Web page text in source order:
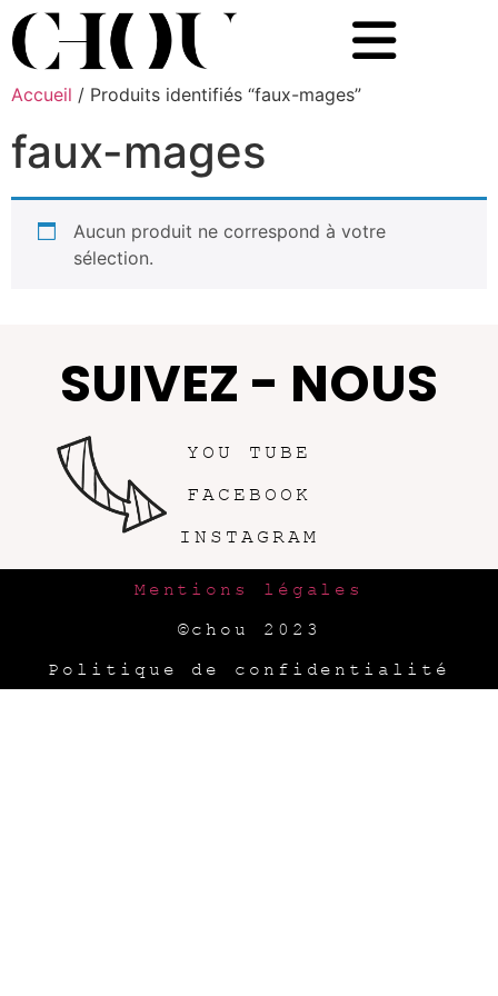
Accueil / Produits identifiés “faux-mages”
faux-mages
Aucun produit ne correspond à votre
sélection.
SUIVEZ - NOUS
YOU TUBE
FACEBOOK
INSTAGRAM
Mentions légales
©chou 2023
Politique de confidentialité